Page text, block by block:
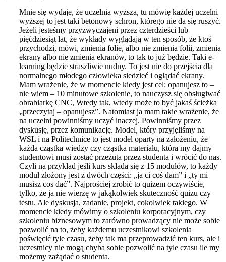
Mnie się wydaje, że uczelnia wyższa, tu mówię każdej uczelni
wyższej to jest taki betonowy schron, którego nie da się ruszyć.
Jeżeli jesteśmy przyzwyczajeni przez czterdzieści lub
pięćdziesiąt lat, że wykłady wyglądają w ten sposób, że ktoś
przychodzi, mówi, zmienia folie, albo nie zmienia folii, zmienia
ekrany albo nie zmienia ekranów, to tak to już będzie. Taki e-
learning będzie straszliwie nudny. To jest nie do przejścia dla
normalnego młodego człowieka siedzieć i oglądać ekrany.
Mam wrażenie, że w momencie kiedy jest cel: opanujesz to –
nie wiem – 10 minutowe szkolenie, to nauczysz się obsługiwać
obrabiarkę CNC, Wtedy tak, wtedy może to być jakaś ścieżka
„przeczytaj – opanujesz”. Natomiast ja mam takie wrażenie, że
na uczelni powinniśmy uczyć inaczej. Powinniśmy przez
dyskusję, przez komunikację. Model, który przyjęliśmy na
WSL i na Politechnice to jest model oparty na założeniu, że
każda cząstka wiedzy czy cząstka materiału, która my dajmy
studentowi musi zostać przeżuta przez studenta i wrócić do nas.
Czyli na przykład jeśli kurs składa się z 15 modułów, to każdy
moduł złożony jest z dwóch części: „ja ci coś dam” i „ty mi
musisz cos dać”. Najprościej zrobić to quizem oczywiście,
tylko, że ja nie wierzę w jakąkolwiek skuteczność quizu czy
testu. Ale dyskusja, zadanie, projekt, cokolwiek takiego. W
momencie kiedy mówimy o szkoleniu korporacyjnym, czy
szkoleniu biznesowym to zarówno prowadzący nie może sobie
pozwolić na to, żeby każdemu uczestnikowi szkolenia
poświęcić tyle czasu, żeby tak ma przeprowadzić ten kurs, ale i
uczestnicy nie mogą chyba sobie pozwolić na tyle czasu ile my
możemy zażądać o studenta.